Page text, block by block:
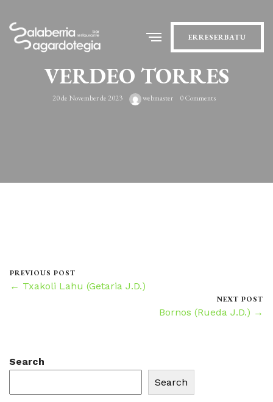
ERRESERBATU
VERDEO TORRES
20 de November de 2023 webmaster 0 Comments
PREVIOUS POST
← Txakoli Lahu (Getaria J.D.)
NEXT POST
Bornos (Rueda J.D.) →
Search
Search